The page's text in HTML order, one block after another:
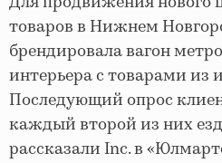
товаров в Нижнем
брендировала вагон
интерьера с товарами из
Последующий опрос
каждый второй из них
рассказали Inc. в